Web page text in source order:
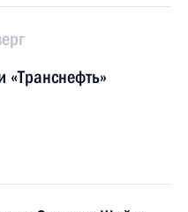
«Транснефть»